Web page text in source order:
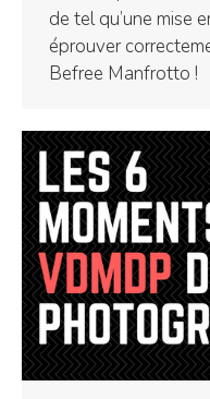
de tel qu’une mise
éprouver
Befree Manfrotto !